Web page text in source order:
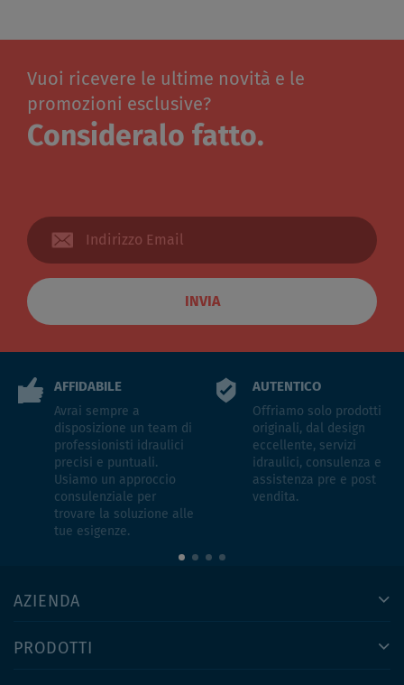
Vuoi ricevere le ultime novità e le
promozioni esclusive?
Consideralo fatto.
INVIA
AFFIDABILE
Avrai sempre a
disposizione un team di
professionisti idraulici
precisi e puntuali.
Usiamo un approccio
consulenziale per
trovare la soluzione alle
tue esigenze.
AUTENTICO
Offriamo solo prodotti
originali, dal design
eccellente, servizi
idraulici, consulenza e
assistenza pre e post
vendita.
AZIENDA
PRODOTTI